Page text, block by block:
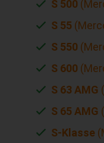
S 500
S 55
S 550
S 600
S 63 AMG
S 65 AMG
S-Klasse